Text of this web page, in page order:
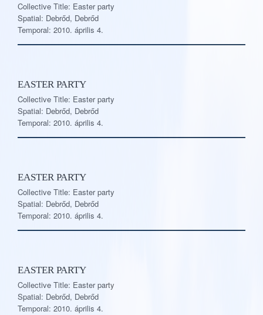
Collective Title: Easter party
Spatial: Debrőd, Debrőd
Temporal: 2010. április 4.
EASTER PARTY
Collective Title: Easter party
Spatial: Debrőd, Debrőd
Temporal: 2010. április 4.
EASTER PARTY
Collective Title: Easter party
Spatial: Debrőd, Debrőd
Temporal: 2010. április 4.
EASTER PARTY
Collective Title: Easter party
Spatial: Debrőd, Debrőd
Temporal: 2010. április 4.